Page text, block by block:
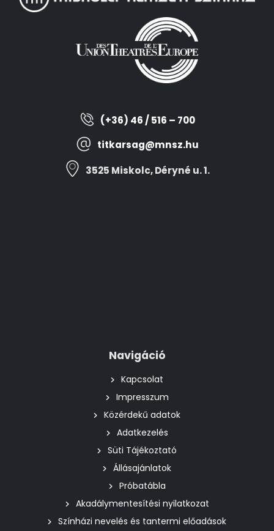
(+36) 46 / 516 – 700
titkarsag@mnsz.hu
3525 Miskolc, Déryné u. 1.
Navigáció
Kapcsolat
Impresszum
Közérdekű adatok
Adatkezelés
Süti Tájékoztató
Állásajánlatok
Próbatábla
Akadálymentesítési nyilatkozat
Színházi nevelés és tantermi előadások